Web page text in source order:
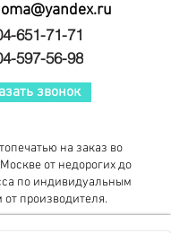
651-71-71
597-56-98
звонок
на заказ во
от недорогих до
по индивидуальным
от производителя.